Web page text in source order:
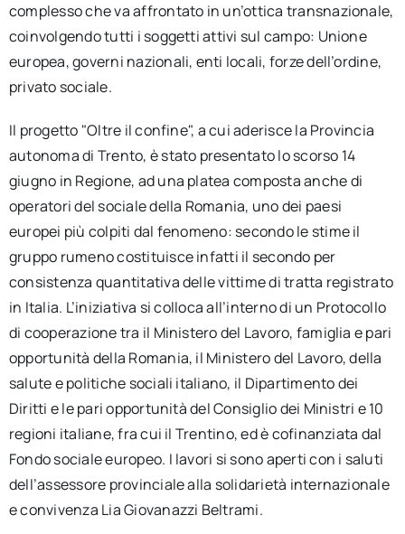
complesso che va affrontato in un’ottica transnazionale,
coinvolgendo tutti i soggetti attivi sul campo: Unione
europea, governi nazionali, enti locali, forze dell’ordine,
privato sociale.
Il progetto "Oltre il confine", a cui aderisce la Provincia
autonoma di Trento, è stato presentato lo scorso 14
giugno in Regione, ad una platea composta anche di
operatori del sociale della Romania, uno dei paesi
europei più colpiti dal fenomeno: secondo le stime il
gruppo rumeno costituisce infatti il secondo per
consistenza quantitativa delle vittime di tratta registrato
in Italia. L’iniziativa si colloca all’interno di un Protocollo
di cooperazione tra il Ministero del Lavoro, famiglia e pari
opportunità della Romania, il Ministero del Lavoro, della
salute e politiche sociali italiano, il Dipartimento dei
Diritti e le pari opportunità del Consiglio dei Ministri e 10
regioni italiane, fra cui il Trentino, ed è cofinanziata dal
Fondo sociale europeo. I lavori si sono aperti con i saluti
dell’assessore provinciale alla solidarietà internazionale
e convivenza Lia Giovanazzi Beltrami.